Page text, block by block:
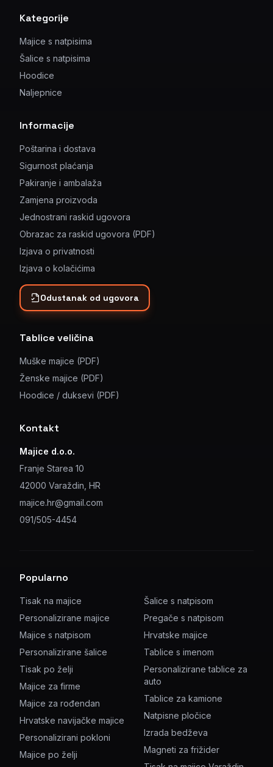
Kategorije
Majice s natpisima
Šalice s natpisima
Hoodice
Naljepnice
Informacije
Poštarina i dostava
Sigurnost plaćanja
Pakiranje i ambalaža
Zamjena proizvoda
Jednostrani raskid ugovora
Obrazac za raskid ugovora (PDF)
Izjava o privatnosti
Izjava o kolačićima
Odustanak od ugovora
Tablice veličina
Muške majice (PDF)
Ženske majice (PDF)
Hoodice / duksevi (PDF)
Kontakt
Majice d.o.o.
Franje Starea 10
42000 Varaždin, HR
majice.hr@gmail.com
091/505-4454
Popularno
Tisak na majice
Personalizirane majice
Majice s natpisom
Personalizirane šalice
Tisak po želji
Majice za firme
Majice za rođendan
Hrvatske navijačke majice
Personalizirani pokloni
Majice po želji
Šalice s natpisom
Pregače s natpisom
Hrvatske majice
Tablice s imenom
Personalizirane tablice za
auto
Tablice za kamione
Natpisne pločice
Izrada bedževa
Magneti za frižider